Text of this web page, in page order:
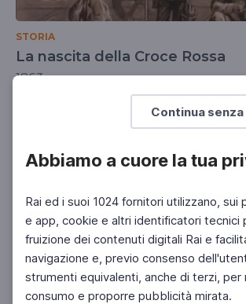
Continua
Abbiamo a cuore la tua
Rai ed i suoi 1024 fornitori utilizzano, sui
e app, cookie e altri identificatori tecnici
fruizione dei contenuti digitali Rai e
navigazione e, previo consenso
strumenti equivalenti, anche di terzi, per
consumo e proporre pubblicità mirata.
STORIA
La nascita della Croce Rossa
1863